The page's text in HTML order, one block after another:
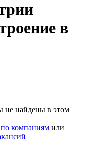
в
не найдены в этом
компаниям или